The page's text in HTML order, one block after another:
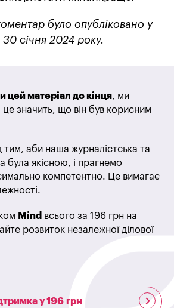
було опубліковано у
січня 2024 року.
цей матеріал до кінця, ми
значить, що він був корисним
аби наша журналістська та
була якісною, і прагнемо
компетентно. Це вимагає
Mind всього за 196 грн на
розвиток незалежної ділової
у 196 грн